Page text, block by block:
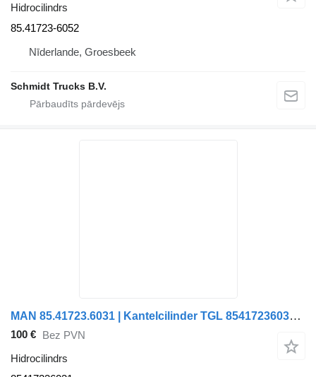
Hidrocilindrs
85.41723-6052
Nīderlande, Groesbeek
Schmidt Trucks B.V.
MAN 85.41723.6031 | Kantelcilinder TGL 85417236031 hidrocilindrs paredzēts kravas automašīnas
100 € Bez PVN
Hidrocilindrs